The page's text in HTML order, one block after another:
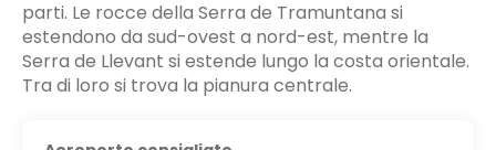
parti. Le rocce della Serra de Tramuntana si
estendono da sud-ovest a nord-est, mentre la
Serra de Llevant si estende lungo la costa orientale.